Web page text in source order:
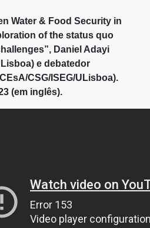
Water & Food Security in
of the status quo
Daniel Adayi
e debatedor
CSG/ISEG/ULisboa).
(em inglês).